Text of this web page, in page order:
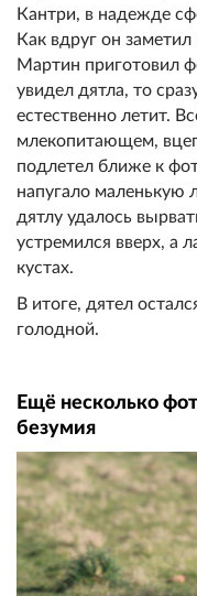
Кантри, в надежде
Как вдруг он
Мартин приготовил
увидел дятла, то
естественно летит.
млекопитающем,
подлетел ближе к
напугало маленькую
дятлу удалось
устремился вверх, а
кустах.
В итоге, дятел
голодной.
Ещё несколько
безумия